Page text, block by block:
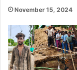
November 15, 2024